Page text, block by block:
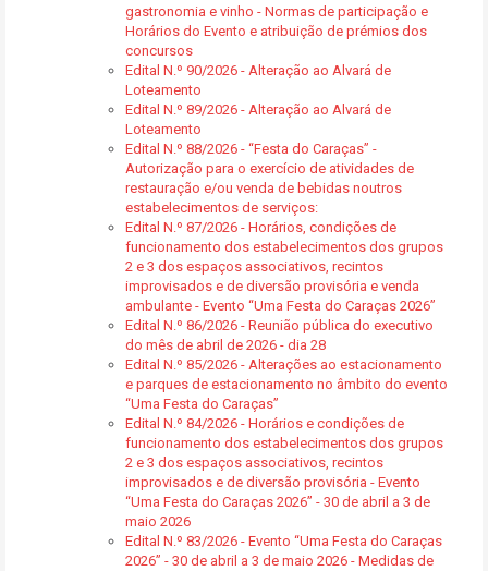
gastronomia e vinho - Normas de participação e
Horários do Evento e atribuição de prémios dos
concursos
Edital N.º 90/2026 - Alteração ao Alvará de
Loteamento
Edital N.º 89/2026 - Alteração ao Alvará de
Loteamento
Edital N.º 88/2026 - “Festa do Caraças” -
Autorização para o exercício de atividades de
restauração e/ou venda de bebidas noutros
estabelecimentos de serviços:
Edital N.º 87/2026 - Horários, condições de
funcionamento dos estabelecimentos dos grupos
2 e 3 dos espaços associativos, recintos
improvisados e de diversão provisória e venda
ambulante - Evento “Uma Festa do Caraças 2026”
Edital N.º 86/2026 - Reunião pública do executivo
do mês de abril de 2026 - dia 28
Edital N.º 85/2026 - Alterações ao estacionamento
e parques de estacionamento no âmbito do evento
“Uma Festa do Caraças”
Edital N.º 84/2026 - Horários e condições de
funcionamento dos estabelecimentos dos grupos
2 e 3 dos espaços associativos, recintos
improvisados e de diversão provisória - Evento
“Uma Festa do Caraças 2026” - 30 de abril a 3 de
maio 2026
Edital N.º 83/2026 - Evento “Uma Festa do Caraças
2026” - 30 de abril a 3 de maio 2026 - Medidas de